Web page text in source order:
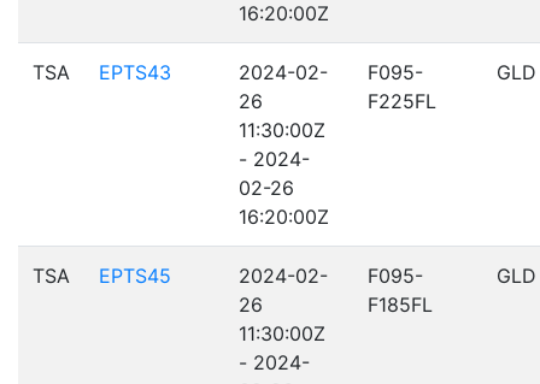
16:20:00Z
TSA EPTS43
2024-02-
26
11:30:00Z
- 2024-
02-26
16:20:00Z
F095-
F225FL
GLD
TSA EPTS45
2024-02-
26
11:30:00Z
- 2024-
F095-
F185FL
GLD